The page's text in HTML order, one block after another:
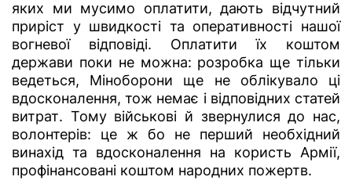
яких ми мусимо оплатити, дають відчутний
приріст у швидкості та оперативності нашої
вогневої відповіді. Оплатити їх коштом
держави поки не можна: розробка ще тільки
ведеться, Міноборони ще не облікувало ці
вдосконалення, тож немає і відповідних статей
витрат. Тому військові й звернулися до нас,
волонтерів: це ж бо не перший необхідний
винахід та вдосконалення на користь Армії,
профінансовані коштом народних пожертв.